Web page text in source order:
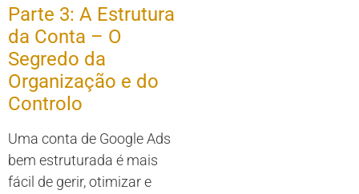
Parte 3: A Estrutura
da Conta – O
Segredo da
Organização e do
Controlo
Uma conta de Google Ads
bem estruturada é mais
fácil de gerir, otimizar e